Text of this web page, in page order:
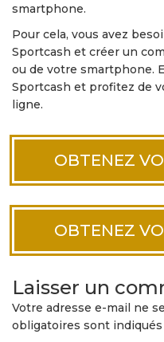
smartphone.
Pour cela, vous avez
Sportcash et créer un
ou de votre smartphone.
Sportcash et profitez de
ligne.
OBTENEZ
OBTENEZ
Laisser un
Votre adresse e-mail ne
obligatoires sont indiqués